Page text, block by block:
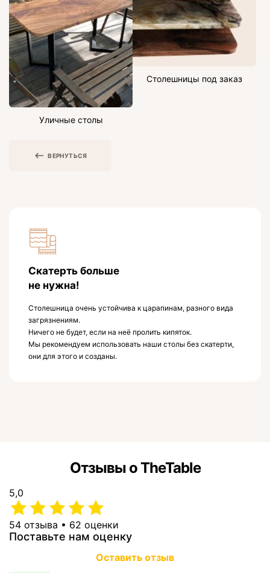
Уличные столы
Столешницы под заказ
ВЕРНУТЬСЯ
Скатерть больше
не нужна!
Столешница очень устойчива к царапинам, разного вида
загрязнениям.
Ничего не будет, если на неё пролить кипяток.
Мы рекомендуем использовать наши столы без скатерти,
они для этого и созданы.
Отзывы о TheTable
5,0
54 отзыва • 62 оценки
Поставьте нам оценку
Оставить отзыв